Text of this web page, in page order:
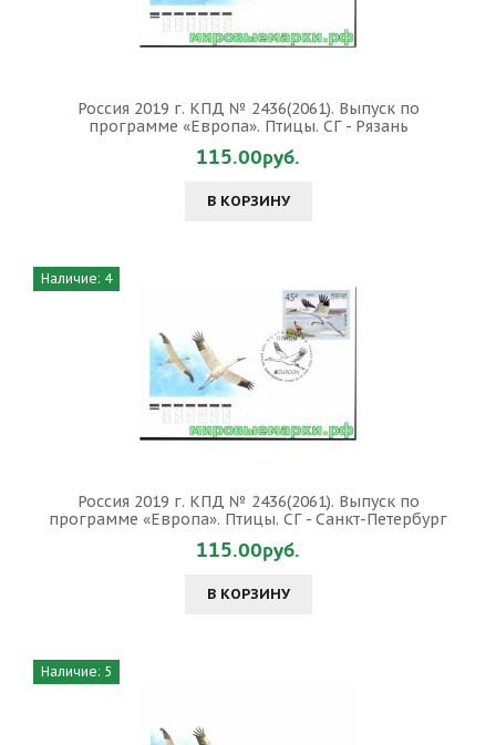
Россия 2019 г. КПД № 2436(2061). Выпуск по
программе «Европа». Птицы. СГ - Рязань
115.00руб.
В КОРЗИНУ
Наличие: 4
Россия 2019 г. КПД № 2436(2061). Выпуск по
программе «Европа». Птицы. СГ - Санкт-Петербург
115.00руб.
В КОРЗИНУ
Наличие: 5